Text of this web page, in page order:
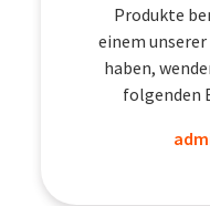
Produkte
einem
haben,
folgenden